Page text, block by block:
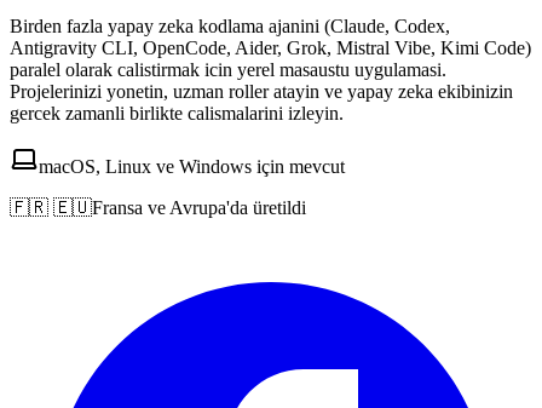
Birden fazla yapay zeka kodlama ajanini (Claude, Codex,
Antigravity CLI, OpenCode, Aider, Grok, Mistral Vibe, Kimi Code)
paralel olarak calistirmak icin yerel masaustu uygulamasi.
Projelerinizi yonetin, uzman roller atayin ve yapay zeka ekibinizin
gercek zamanli birlikte calismalarini izleyin.
macOS, Linux ve Windows için mevcut
🇫🇷 🇪🇺Fransa ve Avrupa'da üretildi